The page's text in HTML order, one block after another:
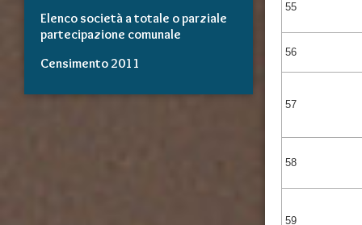
Elenco società a totale o parziale
partecipazione comunale
Censimento 2011
55
56
57
58
59